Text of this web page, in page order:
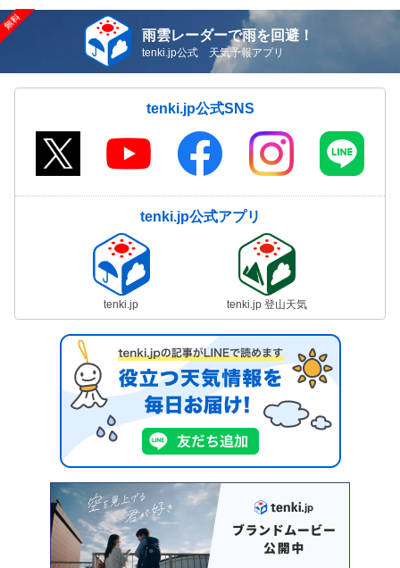
雨雲レーダーで雨を回避！
tenki.jp公式 天気予報アプリ
tenki.jp公式SNS
tenki.jp公式アプリ
tenki.jp tenki.jp 登山天気